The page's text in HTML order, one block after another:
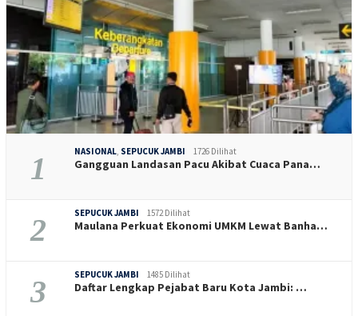
1 NASIONAL, SEPUCUK JAMBI 1726 Dilihat
Gangguan Landasan Pacu Akibat Cuaca Pana…
2 SEPUCUK JAMBI 1572 Dilihat
Maulana Perkuat Ekonomi UMKM Lewat Banha…
3 SEPUCUK JAMBI 1485 Dilihat
Daftar Lengkap Pejabat Baru Kota Jambi: …